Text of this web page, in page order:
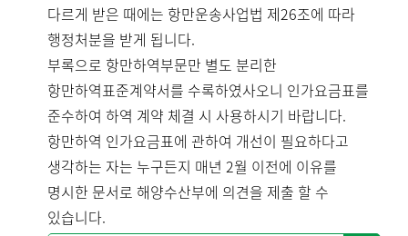
다르게 받은 때에는 항만운송사업법 제26조에 따라
행정처분을 받게 됩니다.
부록으로 항만하역부문만 별도 분리한
항만하역표준계약서를 수록하였사오니 인가요금표를
준수하여 하역 계약 체결 시 사용하시기 바랍니다.
항만하역 인가요금표에 관하여 개선이 필요하다고
생각하는 자는 누구든지 매년 2월 이전에 이유를
명시한 문서로 해양수산부에 의견을 제출 할 수
있습니다.